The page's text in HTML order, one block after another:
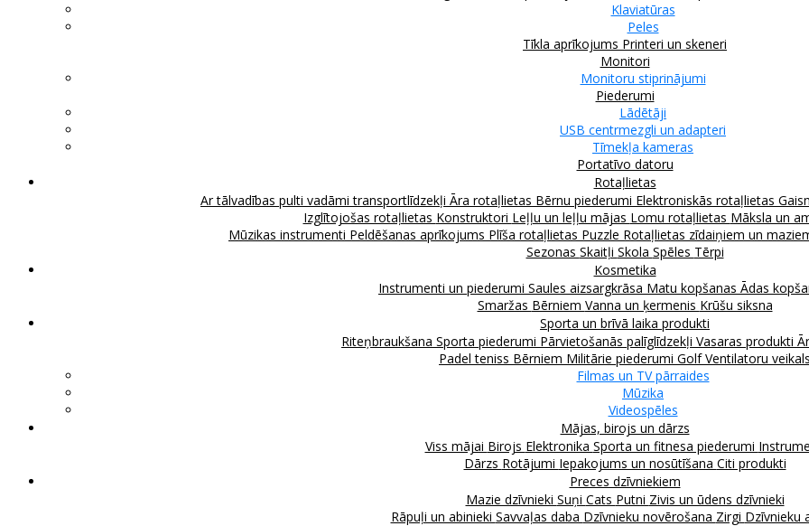
Klaviatūras
Peles
Tīkla aprīkojums Printeri un skeneri
Monitori
Monitoru stiprinājumi
Piederumi
Lādētāji
USB centrmezgli un adapteri
Tīmekļa kameras
Portatīvo datoru
Rotaļlietas
Ar tālvadības pulti vadāmi transportlīdzekļi Āra rotaļlietas Bērnu piederumi Elektroniskās rotaļlietas
Izglītojošas rotaļlietas Konstruktori Leļļu un leļļu mājas Lomu rotaļlietas Māksla un
Mūzikas instrumenti Peldēšanas aprīkojums Plīša rotaļlietas Puzzle Rotaļlietas zīdaiņiem un
Sezonas Skaitļi Skola Spēles Tērpi
Kosmetika
Instrumenti un piederumi Saules aizsargkrāsa Matu kopšanas Ādas
Smaržas Bērniem Vanna un ķermenis Krūšu siksna
Sporta un brīvā laika produkti
Riteņbraukšana Sporta piederumi Pārvietošanās palīglīdzekļi Vasaras produkti
Padel teniss Bērniem Militārie piederumi GolfVentilatoru veikals
Filmas un TV pārraides
Mūzika
Videospēles
Mājas, birojs un dārzs
Viss mājai Birojs Elektronika Sporta un fitnesa piederumi
Dārzs Rotājumi Iepakojums un nosūtīšana Citi produkti
Preces dzīvniekiem
Mazie dzīvnieki Suņi Cats Putni Zivis un ūdens dzīvnieki
Rāpuļi un abinieki Savvaļas daba Dzīvnieku novērošana Zirgi Dzīvnieku